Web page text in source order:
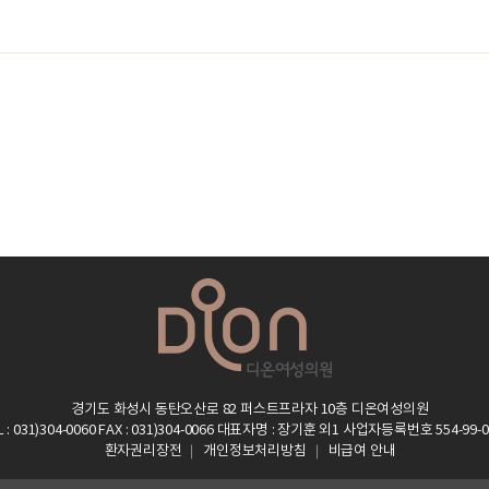
경기도 화성시 동탄오산로 82 퍼스트프라자 10층 디온여성의원
: 031)304-0060FAX : 031)304-0066 대표자명 : 장기훈 외1 사업자등록번호 554-99-
환자권리장전
개인정보처리방침 비급여 안내